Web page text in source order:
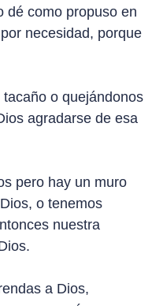
dé como propuso en
necesidad, porque
o quejándonos
agradarse de esa
pero hay un muro
o tenemos
nuestra
a Dios,